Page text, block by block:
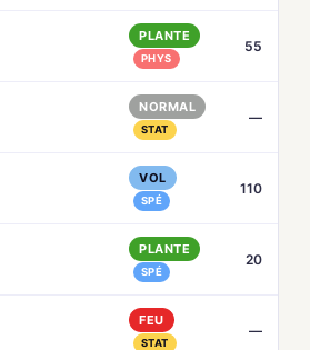
PLANTE
PHYS
55
NORMAL
STAT
—
VOL
SPÉ
110
PLANTE
SPÉ
20
FEU
STAT
—